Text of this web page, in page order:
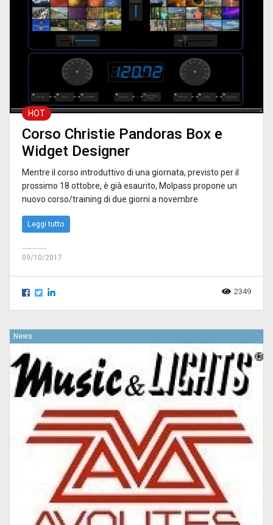
HOT
Corso Christie Pandoras Box e
Widget Designer
Mentre il corso introduttivo di una giornata, previsto per il
prossimo 18 ottobre, è già esaurito, Molpass propone un
nuovo corso/training di due giorni a novembre
Leggi tutto
09/10/2017
2349
News